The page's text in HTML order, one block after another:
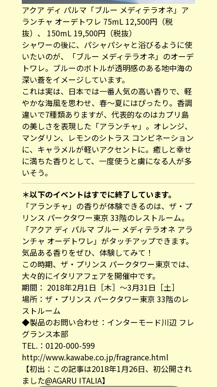
アクア ディ パルマ「ブルー メディテラオネ」ア
ランチャ オーデトワレ 75mL 12,500円（税
抜）、 150mL 19,500円（税抜）
シャワーの後に、パシャパシャと浴びるように使
いたいのが、「ブルー メディテラオネ」のオーデ
トワレ。ブルーのボトルが透明感のある地中海の
深い蒼をイメージしています。
これは実は、日本では一番人気の高い香りで、軽
やかな海風を思わせ、春〜夏にはぴったり。香調
違いで7種類ありますが、代表的なのはカプリ島
の美しさを表現した「アランチャ」。オレンジ、
マンダリン、レモンのシトラス コンビネーション
に、キャラメルが軽いアクセントに。癒しと幸せ
に満ちた香りとして、一度使うと虜になる人が多
いそう。
＊以下のイベントはすでに終了しています。
「アランチャ」の香りが体験できるのは、ザ・プ
リンス パークタワー東京 33階のレストルーム。
「アクア ディ パルマ ブルー メディテラオネ アラ
ンチャ オーデトワレ」がタッチアップできます。
気品ある香りをぜひ、体験してみて！
この時期、ザ・プリンス パークタワー東京では、
大々的にイタリアフェアを開催中です。
期間： 2018年2月1日［木］〜3月31日［土］
場所：ザ・プリンス パークタワー東京 33階のレ
ストルーム
◆製品のお問い合わせ：インターモード川辺 フレ
グランス本部
TEL.：0120-000-599
http://www.kawabe.co.jp/fragrance.html
【初出：この記事は2018年1月26日、初公開され
ました@AGARU ITALIA】